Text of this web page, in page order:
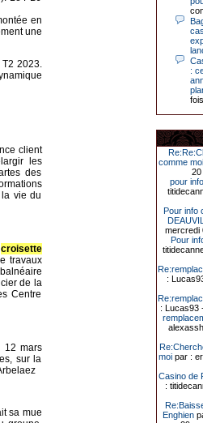
en
une
2023.
client
les
des
vie du
croisette
travaux
de la
Centre
12 mars
sur la
sa mue
Le plus
de 20 ans
31-03-
Série de
Gujan-
été
une
initiale de
jours plus
un joueur
sur une
Enfin,
record
mars
euros ont
d’Ultimate
grâce à
case
royale.
dans un
casino ce
11-01-2026|
Dimanche
cliente
Trémuson,
de
Elle n’a
une
4_ 239 €?!
:
fois
comme moi
20
pour
Pour info
mercredi
Pour
:
: Lucas93
moipar :
Casino de
:
Enghien